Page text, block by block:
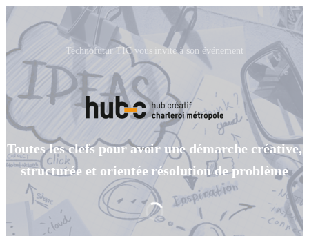
Technofutur TIC vous invite à son événement
Toutes les clefs pour avoir une démarche créative,
structurée et orientée résolution de problème